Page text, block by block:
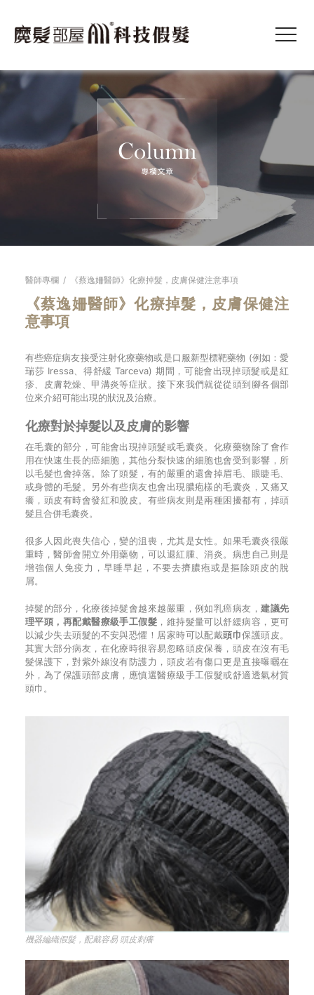
醫師專欄 / 《蔡逸姍醫師》化療掉髮，皮膚保健注意事項
《蔡逸姍醫師》化療掉髮，皮膚保健注
意事項
有些癌症病友接受注射化療藥物或是口服新型標靶藥物 (例如：愛
瑞莎 Iressa、得舒緩 Tarceva) 期間，可能會出現掉頭髮或是紅
疹、皮膚乾燥、甲溝炎等症狀。接下來我們就從從頭到腳各個部
位來介紹可能出現的狀況及治療。
化療對於掉髮以及皮膚的影響
在毛囊的部分，可能會出現掉頭髮或毛囊炎。化療藥物除了會作
用在快速生長的癌細胞，其他分裂快速的細胞也會受到影響，所
以毛髮也會掉落。除了頭髮，有的嚴重的還會掉眉毛、眼睫毛、
或身體的毛髮。另外有些病友也會出現膿疱樣的毛囊炎，又痛又
癢，頭皮有時會發紅和脫皮。有些病友則是兩種困擾都有，掉頭
髮且合併毛囊炎。
很多人因此喪失信心，變的沮喪，尤其是女性。如果毛囊炎很嚴
重時，醫師會開立外用藥物，可以退紅腫、消炎。病患自己則是
增強個人免疫力，早睡早起，不要去擠膿疱或是摳除頭皮的脫
屑。
掉髮的部分，化療後掉髮會越來越嚴重，例如乳癌病友，建議先
理平頭，再配戴醫療級手工假髮 ，維持髮量可以舒緩病容，更可
以減少失去頭髮的不安與恐懼！居家時可以配戴頭巾保護頭皮。
其實大部分病友，在化療時很容易忽略頭皮保養，頭皮在沒有毛
髮保護下，對紫外線沒有防護力，頭皮若有傷口更是直接曝曬在
外，為了保護頭部皮膚，應慎選醫療級手工假髮或舒適透氣材質
頭巾。
機器編織假髮，配戴容易 頭皮刺癢